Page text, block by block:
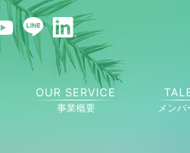
OUR SERVICE
事業概要 メン